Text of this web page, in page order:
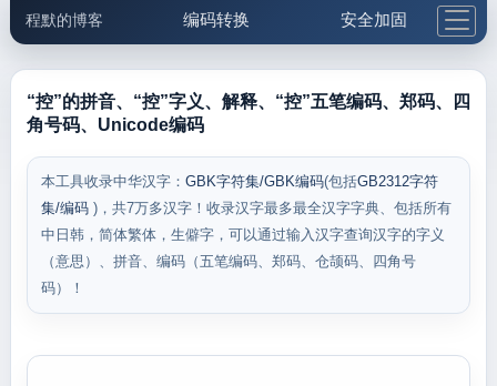
程默的博客 编码转换 安全加固
邮件工具 生活便民 更多工具
“控”的拼音、“控”字义、解释、“控”五笔编码、郑码、四
角号码、Unicode编码
本工具收录中华汉字： GBK字符集/GBK编码(包括GB2312字符
集/编码 )，共7万多汉字！收录汉字最多最全汉字字典、包括所有
中日韩，简体繁体，生僻字，可以通过输入汉字查询汉字的字义
（意思）、拼音、编码（五笔编码、郑码、仓颉码、四角号
码）！